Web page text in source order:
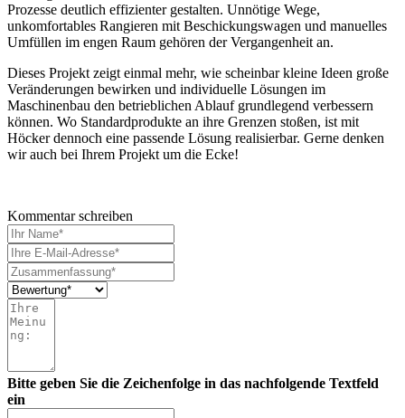
Prozesse deutlich effizienter gestalten. Unnötige Wege,
unkomfortables Rangieren mit Beschickungswagen und manuelles
Umfüllen im engen Raum gehören der Vergangenheit an.
Dieses Projekt zeigt einmal mehr, wie scheinbar kleine Ideen große
Veränderungen bewirken und individuelle Lösungen im
Maschinenbau den betrieblichen Ablauf grundlegend verbessern
können. Wo Standardprodukte an ihre Grenzen stoßen, ist mit
Höcker dennoch eine passende Lösung realisierbar. Gerne denken
wir auch bei Ihrem Projekt um die Ecke!
Kommentar schreiben
Bitte geben Sie die Zeichenfolge in das nachfolgende Textfeld
ein